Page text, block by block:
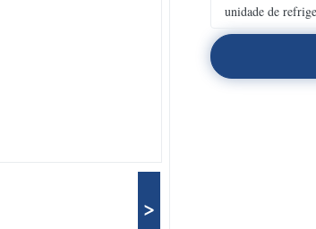
>
unidade de